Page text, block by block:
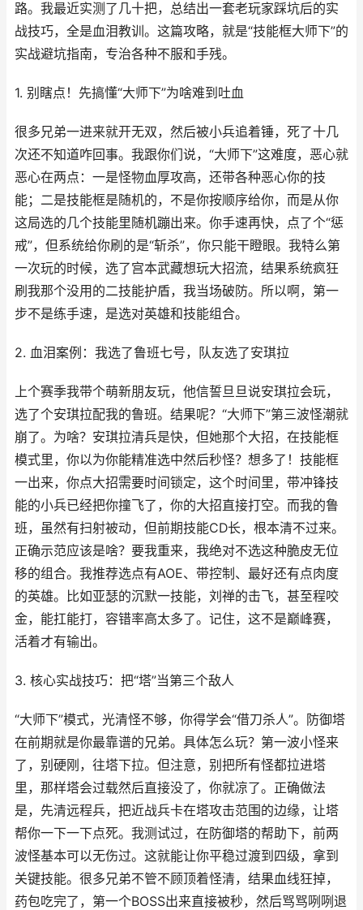
路。我最近实测了几十把，总结出一套老玩家踩坑后的实
战技巧，全是血泪教训。这篇攻略，就是“技能框大师下”的
实战避坑指南，专治各种不服和手残。
1. 别瞎点！先搞懂“大师下”为啥难到吐血
很多兄弟一进来就开无双，然后被小兵追着锤，死了十几
次还不知道咋回事。我跟你们说，“大师下”这难度，恶心就
恶心在两点：一是怪物血厚攻高，还带各种恶心你的技
能；二是技能框是随机的，不是你按顺序给你，而是从你
这局选的几个技能里随机蹦出来。你手速再快，点了个“惩
戒”，但系统给你刷的是“斩杀”，你只能干瞪眼。我特么第
一次玩的时候，选了宫本武藏想玩大招流，结果系统疯狂
刷我那个没用的二技能护盾，我当场破防。所以啊，第一
步不是练手速，是选对英雄和技能组合。
2. 血泪案例：我选了鲁班七号，队友选了安琪拉
上个赛季我带个萌新朋友玩，他信誓旦旦说安琪拉会玩，
选了个安琪拉配我的鲁班。结果呢？“大师下”第三波怪潮就
崩了。为啥？安琪拉清兵是快，但她那个大招，在技能框
模式里，你以为你能精准选中然后秒怪？想多了！技能框
一出来，你点大招需要时间锁定，这个时间里，带冲锋技
能的小兵已经把你撞飞了，你的大招直接打空。而我的鲁
班，虽然有扫射被动，但前期技能CD长，根本清不过来。
正确示范应该是啥？要我重来，我绝对不选这种脆皮无位
移的组合。我推荐选点有AOE、带控制、最好还有点肉度
的英雄。比如亚瑟的沉默一技能，刘禅的击飞，甚至程咬
金，能扛能打，容错率高太多了。记住，这不是巅峰赛，
活着才有输出。
3. 核心实战技巧：把“塔”当第三个敌人
“大师下”模式，光清怪不够，你得学会“借刀杀人”。防御塔
在前期就是你最靠谱的兄弟。具体怎么玩？第一波小怪来
了，别硬刚，往塔下拉。但注意，别把所有怪都拉进塔
里，那样塔会过载然后直接没了，你就凉了。正确做法
是，先清远程兵，把近战兵卡在塔攻击范围的边缘，让塔
帮你一下一下点死。我测试过，在防御塔的帮助下，前两
波怪基本可以无伤过。这就能让你平稳过渡到四级，拿到
关键技能。很多兄弟不管不顾顶着怪清，结果血线狂掉，
药包吃完了，第一个BOSS出来直接被秒，然后骂骂咧咧退